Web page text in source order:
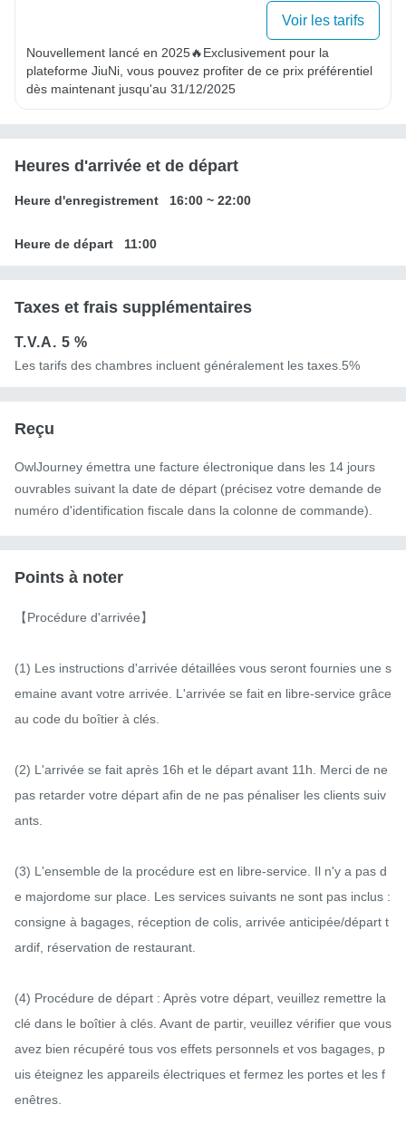
Voir les tarifs
Nouvellement lancé en 2025🔥Exclusivement pour la
plateforme JiuNi, vous pouvez profiter de ce prix préférentiel
dès maintenant jusqu'au 31/12/2025
Heures d'arrivée et de départ
Heure d'enregistrement 16:00 ~ 22:00
Heure de départ 11:00
Taxes et frais supplémentaires
T.V.A. 5 %
Les tarifs des chambres incluent généralement les taxes.5%
Reçu
OwlJourney émettra une facture électronique dans les 14 jours
ouvrables suivant la date de départ (précisez votre demande de
numéro d'identification fiscale dans la colonne de commande).
Points à noter
【Procédure d'arrivée】
(1) Les instructions d'arrivée détaillées vous seront fournies une s
emaine avant votre arrivée. L'arrivée se fait en libre-service grâce
au code du boîtier à clés.
(2) L'arrivée se fait après 16h et le départ avant 11h. Merci de ne
pas retarder votre départ afin de ne pas pénaliser les clients suiv
ants.
(3) L'ensemble de la procédure est en libre-service. Il n'y a pas d
e majordome sur place. Les services suivants ne sont pas inclus :
consigne à bagages, réception de colis, arrivée anticipée/départ t
ardif, réservation de restaurant.
(4) Procédure de départ : Après votre départ, veuillez remettre la
clé dans le boîtier à clés. Avant de partir, veuillez vérifier que vous
avez bien récupéré tous vos effets personnels et vos bagages, p
uis éteignez les appareils électriques et fermez les portes et les f
enêtres.